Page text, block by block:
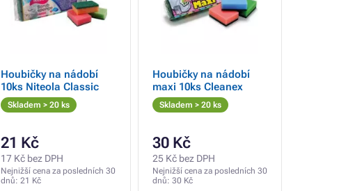
Houbičky na nádobí
10ks Niteola Classic
Skladem > 20 ks
21 Kč
17 Kč bez DPH
Nejnižší cena za posledních 30
dnů: 21 Kč
Houbičky na nádobí
maxi 10ks Cleanex
Skladem > 20 ks
30 Kč
25 Kč bez DPH
Nejnižší cena za posledních 30
dnů: 30 Kč